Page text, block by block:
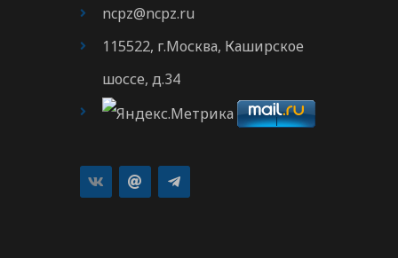
ncpz@ncpz.ru
115522, г.Москва, Каширское
шоссе, д.34